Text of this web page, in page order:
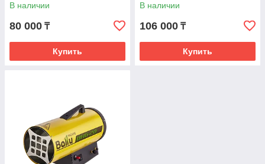
В наличии
80 000 ₸
Купить
В наличии
106 000 ₸
Купить